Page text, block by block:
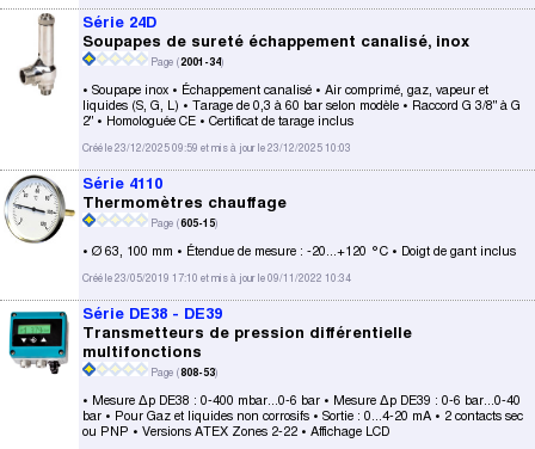
Série 24D
Soupapes de sureté échappement canalisé, inox
Page (2001-34)
• Soupape inox • Échappement canalisé • Air comprimé, gaz, vapeur et
liquides (S, G, L) • Tarage de 0,3 à 60 bar selon modèle • Raccord G 3/8" à G
2" • Homologuée CE • Certificat de tarage inclus
Créé le 23/12/2025 09:59 et mis à jour le 23/12/2025 10:03
Série 4110
Thermomètres chauffage
Page (605-15)
• Ø 63, 100 mm • Étendue de mesure : -20...+120 °C • Doigt de gant inclus
Créé le 23/05/2019 17:10 et mis à jour le 09/11/2022 10:34
Série DE38 - DE39
Transmetteurs de pression différentielle
multifonctions
Page (808-53)
• Mesure Δp DE38 : 0-400 mbar...0-6 bar • Mesure Δp DE39 : 0-6 bar...0-40
bar • Pour Gaz et liquides non corrosifs • Sortie : 0...4-20 mA • 2 contacts sec
ou PNP • Versions ATEX Zones 2-22 • Affichage LCD